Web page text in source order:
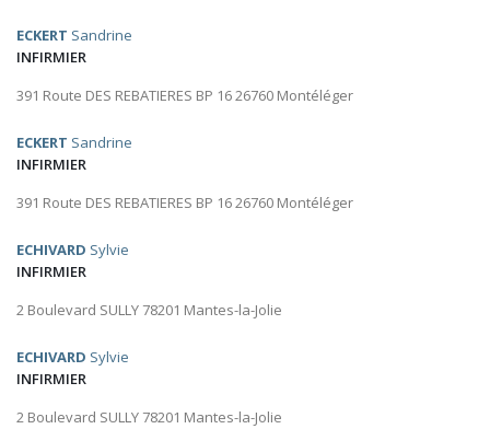
ECKERT Sandrine
INFIRMIER
391 Route DES REBATIERES BP 16 26760 Montéléger
ECKERT Sandrine
INFIRMIER
391 Route DES REBATIERES BP 16 26760 Montéléger
ECHIVARD Sylvie
INFIRMIER
2 Boulevard SULLY 78201 Mantes-la-Jolie
ECHIVARD Sylvie
INFIRMIER
2 Boulevard SULLY 78201 Mantes-la-Jolie